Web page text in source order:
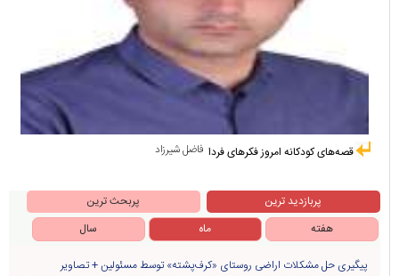
فاضل شیرزاد قصه‌های کودکانه امروز فکرهای فردا
پربازدید ترین
پربحث ترین
هفته
ماه سال
پیگیری حل مشکلات اراضی روستای «کرف‌پشته» توسط مسئولین + تصاویر